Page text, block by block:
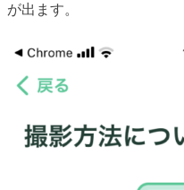
が出ます。